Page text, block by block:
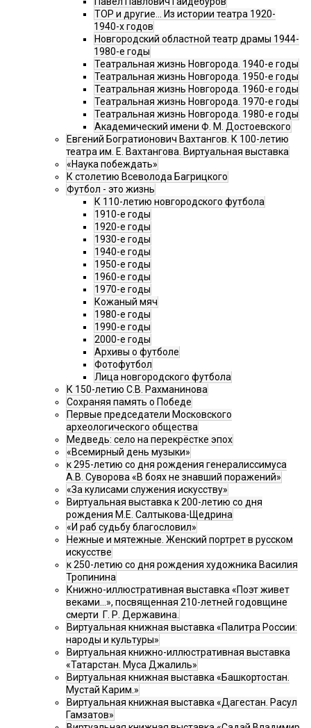
ТОР и другие… Из истории театра 1920-
1940-х годов
Новгородский областной театр драмы 1944-
1980-е годы
Театральная жизнь Новгорода. 1940-е годы
Театральная жизнь Новгорода. 1950-е годы
Театральная жизнь Новгорода. 1960-е годы
Театральная жизнь Новгорода. 1970-е годы
Театральная жизнь Новгорода. 1980-е годы
Академический имени Ф. М. Достоевского
Евгений Богратионович Вахтангов. К 100-летию
театра им. Е. Вахтангова. Виртуальная выставка
«Наука побеждать»
К столетию Всеволода Багрицкого
Футбол - это жизнь
К 110-летию новгородского футбола
1910-е годы
1920-е годы
1930-е годы
1940-е годы
1950-е годы
1960-е годы
1970-е годы
Кожаный мяч
1980-е годы
1990-е годы
2000-е годы
Архивы о футболе
Фотофутбол
Лица новгородского футбола
К 150-летию С.В. Рахманинова
Сохраняя память о Победе
Первые председатели Московского
археологического общества
Медведь: село на перекрёстке эпох
«Всемирный день музыки»
к 295-летию со дня рождения генералиссимуса
А.В. Суворова «В боях не знавший поражений»
«За кулисами служения искусству»
Виртуальная выставка к 200-летию со дня
рождения М.Е. Салтыкова-Щедрина
«И раб судьбу благословил»
Нежные и мятежные. Женский портрет в русском
искусстве
к 250-летию со дня рождения художника Василия
Тропинина
Книжно-иллюстративная выставка «Поэт живет
веками…», посвященная 210-летней годовщине
смерти Г. Р. Державина.
Виртуальная книжная выставка «Палитра России:
народы и культуры»
Виртуальная книжно-иллюстративная выставка
«Татарстан. Муса Джалиль»
Виртуальная книжная выставка «Башкортостан.
Мустай Карим.»
Виртуальная книжная выставка «Дагестан. Расул
Гамзатов»